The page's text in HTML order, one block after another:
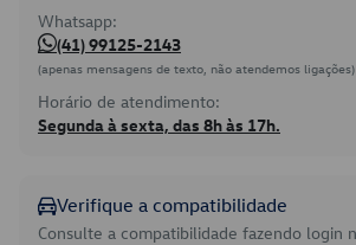
Whatsapp:
(41) 99125-2143
(apenas mensagens de texto, não atendemos ligações)
Horário de atendimento:
Segunda à sexta, das 8h às 17h.
Verifique a compatibilidade
Consulte a compatibilidade fazendo login